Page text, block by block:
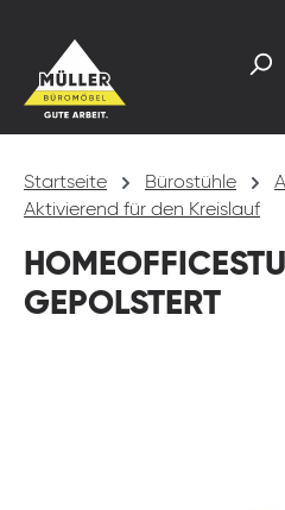
Startseite Bürostühle
Aktivierend für den Kreislauf
GEPOLSTERT